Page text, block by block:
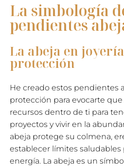
protección
cantidad
La simbología
pendientes
La abeja en
protección
He creado estos pendientes
protección para evocarte
recursos dentro de ti para
proyectos y vivir en la
abeja protege su colmena,
establecer límites saludables
energía. La abeja es un